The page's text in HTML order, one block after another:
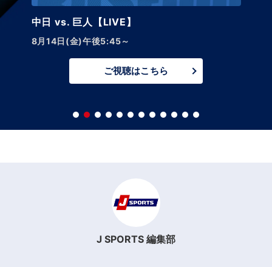
広島 vs. 阪神 【LIVE】
8月14日(金)～16日(日)
ご視聴はこちら
J SPORTS 編集部